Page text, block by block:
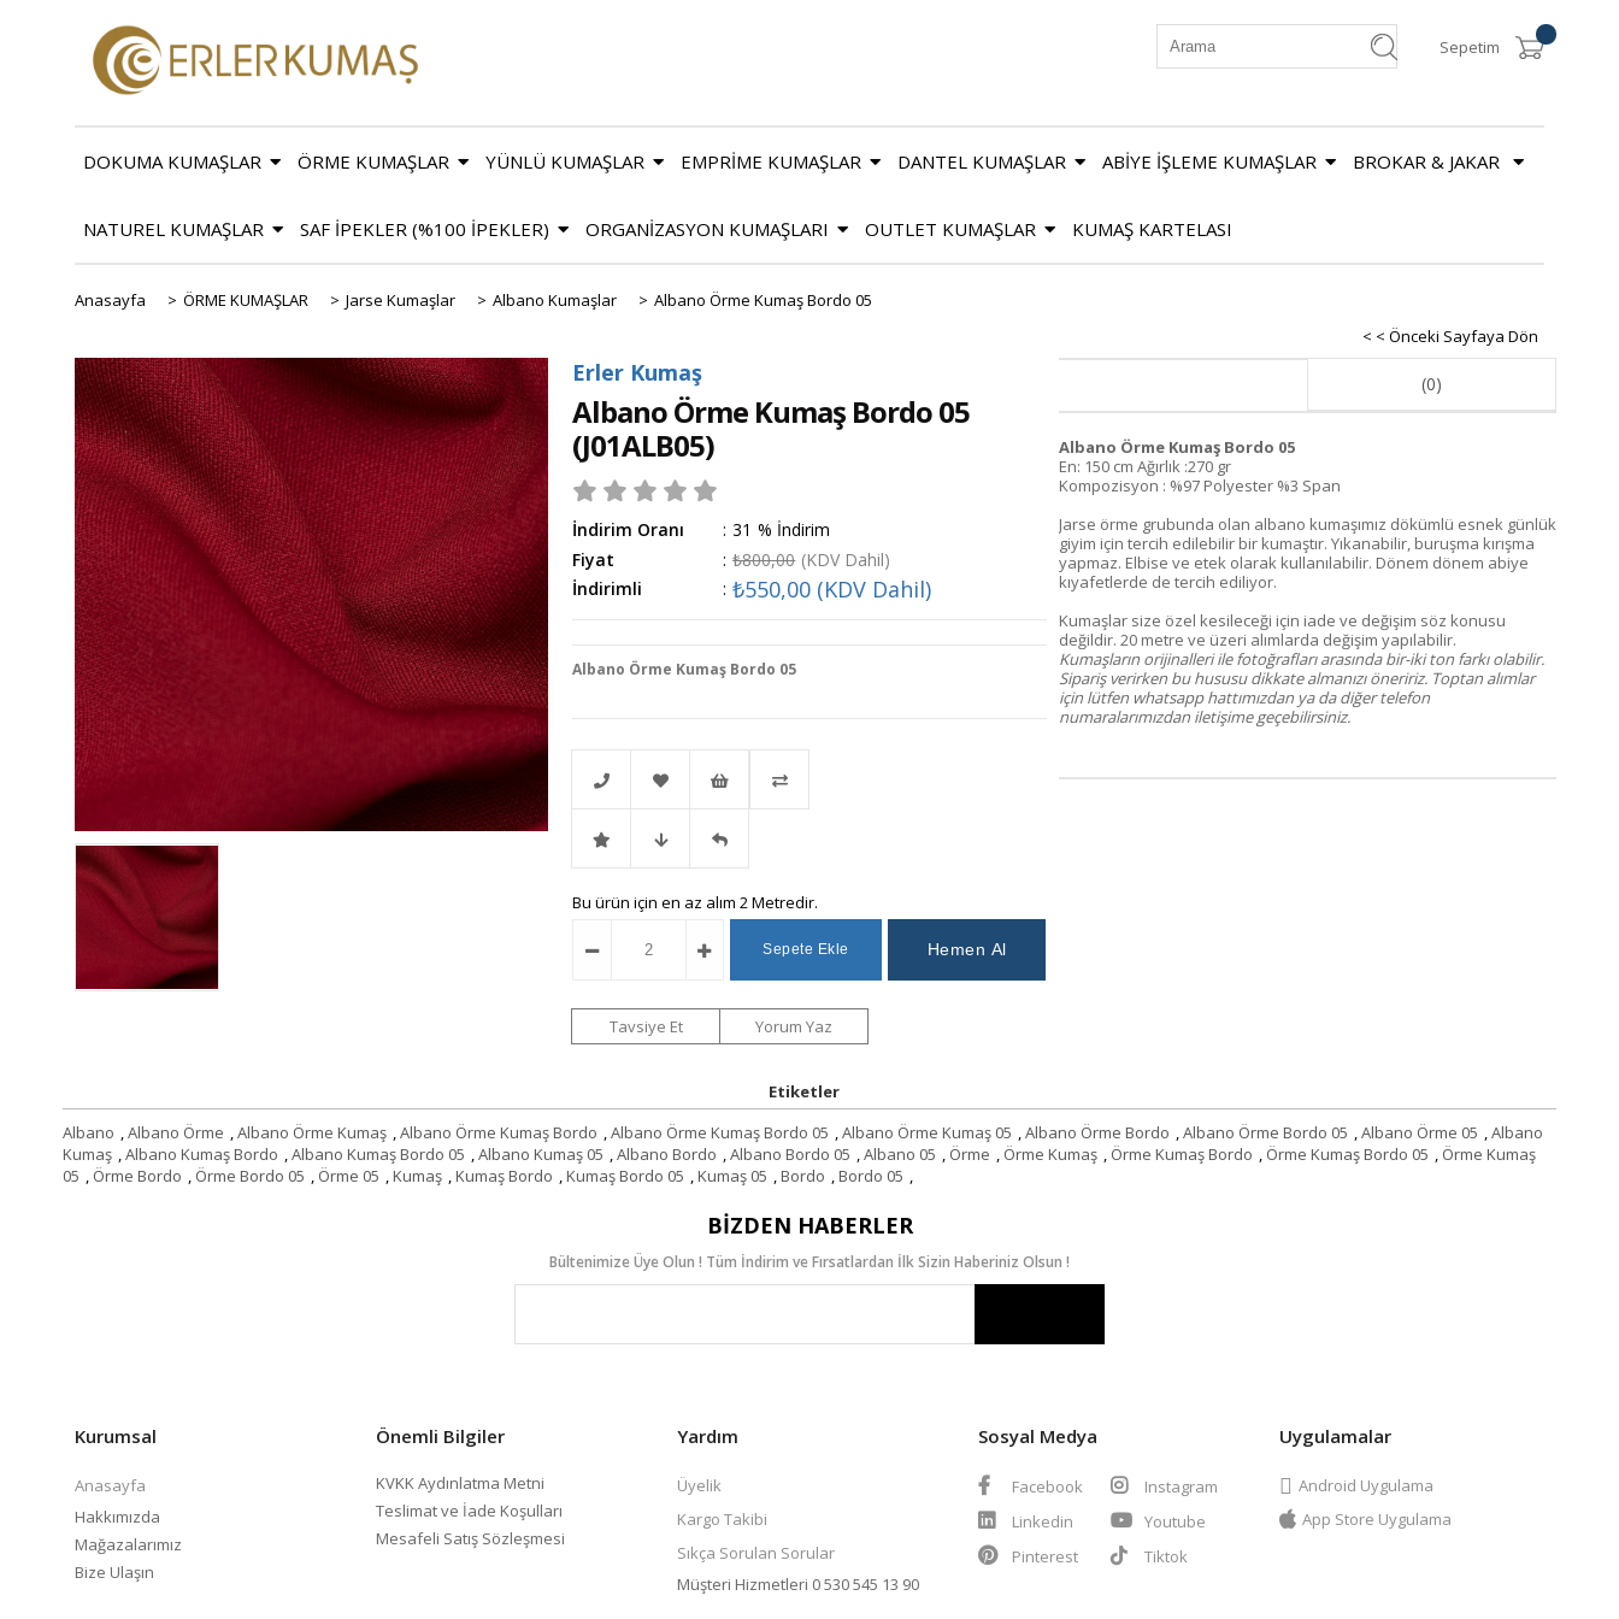
Sepetim
DOKUMA KUMAŞLAR ÖRME KUMAŞLAR YÜNLÜ KUMAŞLAR EMPRİME KUMAŞLAR DANTEL KUMAŞLAR ABİYE İŞLEME KUMAŞLAR BROKAR & JAKAR
NATUREL KUMAŞLAR SAF İPEKLER (%100 İPEKLER) ORGANİZASYON KUMAŞLARI OUTLET KUMAŞLAR KUMAŞ KARTELASI
Anasayfa > ÖRME KUMAŞLAR > Jarse Kumaşlar > Albano Kumaşlar > Albano Örme Kumaş Bordo 05
< < Önceki Sayfaya Dön
Erler Kumaş
Albano Örme Kumaş Bordo 05
(J01ALB05)
İndirim Oranı : %
31
İndirim
Fiyat
: ₺800,00 (KDV Dahil)
İndirimli
: ₺550,00 (KDV Dahil)
Albano Örme Kumaş Bordo 05
Telefonla
Sipariş
Favorilere
Ekle
İstek
Listeme
Ekle
İndirimli Fiyat
Düşünce
Haber
Gelince
Haber
Bu ürün için en az alım 2 Metredir.
Tavsiye Et Yorum Yaz
(0)
Albano Örme Kumaş Bordo 05
En: 150 cm Ağırlık :270 gr
Kompozisyon : %97 Polyester %3 Span
Jarse örme grubunda olan albano kumaşımız dökümlü esnek günlük
giyim için tercih edilebilir bir kumaştır. Yıkanabilir, buruşma kırışma
yapmaz. Elbise ve etek olarak kullanılabilir. Dönem dönem abiye
kıyafetlerde de tercih ediliyor.
Kumaşlar size özel kesileceği için iade ve değişim söz konusu
değildir. 20 metre ve üzeri alımlarda değişim yapılabilir.
Kumaşların orijinalleri ile fotoğrafları arasında bir-iki ton farkı olabilir.
Sipariş verirken bu hususu dikkate almanızı öneririz. Toptan alımlar
için lütfen whatsapp hattımızdan ya da diğer telefon
numaralarımızdan iletişime geçebilirsiniz.
Etiketler
Albano ,Albano Örme ,Albano Örme Kumaş ,Albano Örme Kumaş Bordo ,Albano Örme Kumaş Bordo 05 ,Albano Örme Kumaş 05 ,Albano Örme Bordo ,Albano Örme Bordo 05 ,Albano Örme 05 ,Albano
Kumaş ,Albano Kumaş Bordo ,Albano Kumaş Bordo 05 ,Albano Kumaş 05 ,Albano Bordo ,Albano Bordo 05 ,Albano 05 , Örme , Örme Kumaş , Örme Kumaş Bordo , Örme Kumaş Bordo 05 , Örme Kumaş
05 , Örme Bordo , Örme Bordo 05 , Örme 05 ,Kumaş ,Kumaş Bordo ,Kumaş Bordo 05 ,Kumaş 05 ,Bordo ,Bordo 05 ,
BIZDEN HABERLER
Bültenimize Üye Olun ! Tüm İndirim ve Fırsatlardan İlk Sizin Haberiniz Olsun !
Kurumsal
Anasayfa
Hakkımızda
Mağazalarımız
Bize Ulaşın
Önemli Bilgiler
KVKK Aydınlatma Metni
Teslimat ve İade Koşulları
Mesafeli Satış Sözleşmesi
Yardım
Üyelik
Kargo Takibi
Sıkça Sorulan Sorular
Müşteri Hizmetleri 0 530 545 13 90
Sosyal Medya
Facebook
Instagram
Linkedin
Youtube
Pinterest
Tiktok
Uygulamalar
Android Uygulama
App Store Uygulama